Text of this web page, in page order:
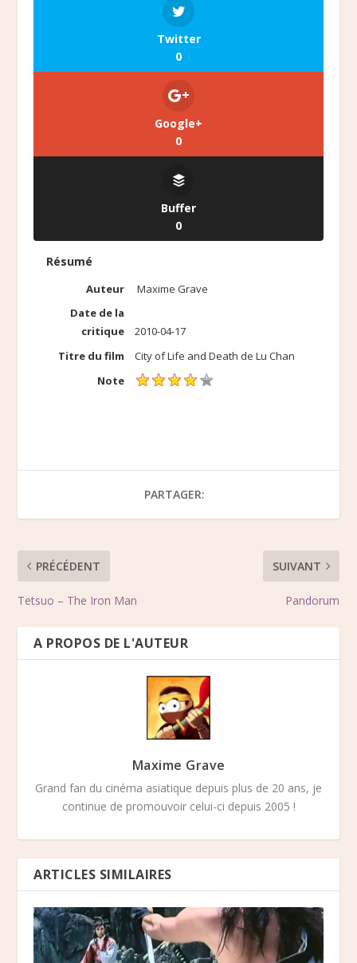
Twitter
0
Google+
0
Buffer
0
Résumé
Auteur
Maxime Grave
Date de la
critique
2010-04-17
Titre du film
City of Life and Death de Lu Chan
Note
PARTAGER:
PRÉCÉDENT
Tetsuo – The Iron Man
SUIVANT
Pandorum
A PROPOS DE L'AUTEUR
Maxime Grave
Grand fan du cinéma asiatique depuis plus de 20 ans, je
continue de promouvoir celui-ci depuis 2005 !
ARTICLES SIMILAIRES